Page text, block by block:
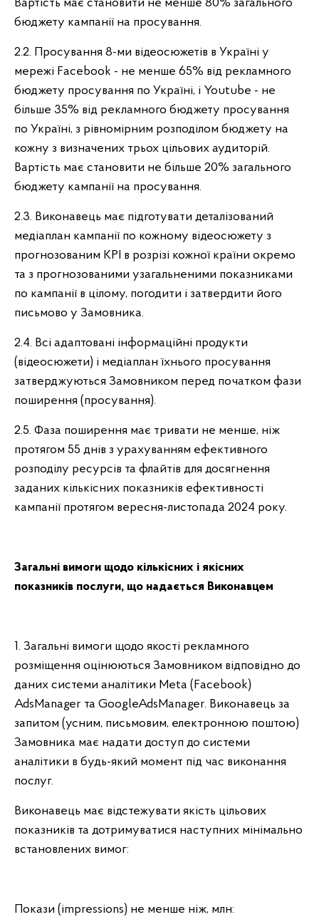
Вартість має становити не менше 80% загального
бюджету кампанії на просування.
2.2. Просування 8-ми відеосюжетів в Україні у
мережі Facebook - не менше 65% від рекламного
бюджету просування по Україні, і Youtube - не
більше 35% від рекламного бюджету просування
по Україні, з рівномірним розподілом бюджету на
кожну з визначених трьох цільових аудиторій.
Вартість має становити не більше 20% загального
бюджету кампанії на просування.
2.3. Виконавець має підготувати деталізований
медіаплан кампанії по кожному відеосюжету з
прогнозованим KPI в розрізі кожної країни окремо
та з прогнозованими узагальненими показниками
по кампанії в цілому, погодити і затвердити його
письмово у Замовника.
2.4. Всі адаптовані інформаційні продукти
(відеосюжети) і медіаплан їхнього просування
затверджуються Замовником перед початком фази
поширення (просування).
2.5. Фаза поширення має тривати не менше, ніж
протягом 55 днів з урахуванням ефективного
розподілу ресурсів та флайтів для досягнення
заданих кількісних показників ефективності
кампанії протягом вересня-листопада 2024 року.
Загальні вимоги щодо кількісних і якісних
показників послуги, що надається Виконавцем
1. Загальні вимоги щодо якості рекламного
розміщення оцінюються Замовником відповідно до
даних системи аналітики Meta (Facebook)
AdsManager та GoogleAdsManager. Виконавець за
запитом (усним, письмовим, електронною поштою)
Замовника має надати доступ до системи
аналітики в будь-який момент під час виконання
послуг.
Виконавець має відстежувати якість цільових
показників та дотримуватися наступних мінімально
встановлених вимог:
Покази (impressions) не менше ніж, млн: